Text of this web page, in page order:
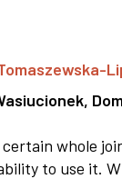
whole
to use it.